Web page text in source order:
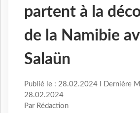
partent à la
de la Namibie
Salaün
Publié le : 28.02.2024 I Dernière
28.02.2024
Par Rédaction